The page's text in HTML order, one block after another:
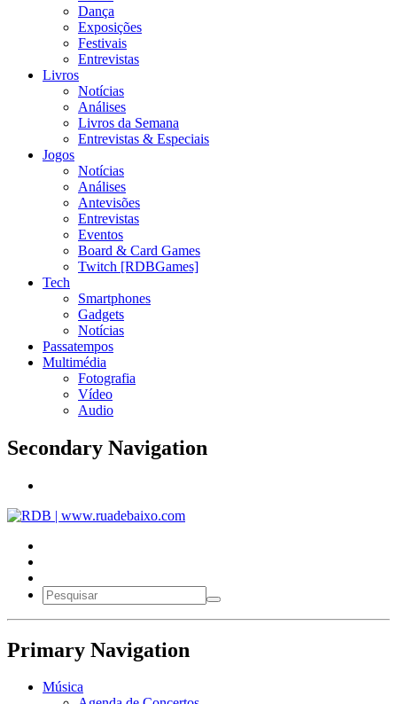
Dança
Exposições
Festivais
Entrevistas
Livros
Notícias
Análises
Livros da Semana
Entrevistas & Especiais
Jogos
Notícias
Análises
Antevisões
Entrevistas
Eventos
Board & Card Games
Twitch [RDBGames]
Tech
Smartphones
Gadgets
Notícias
Passatempos
Multimédia
Fotografia
Vídeo
Audio
Secondary Navigation
Primary Navigation
Música